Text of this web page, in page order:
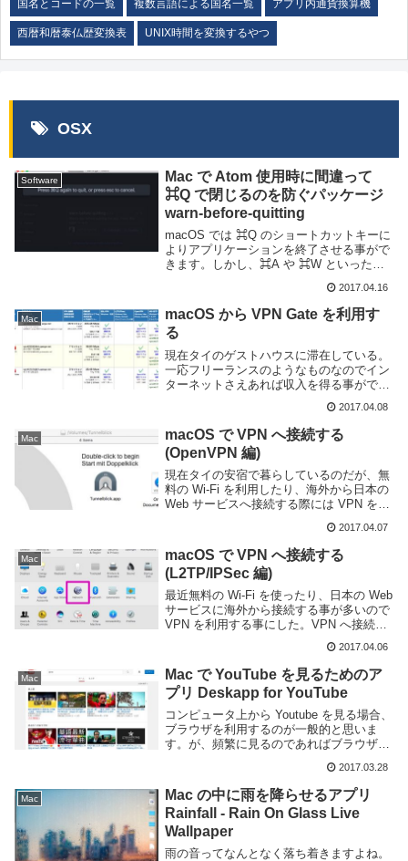
国名とコードの一覧 複数言語による国名一覧 アプリ内通貨換算機
西暦和暦泰仏歴変換表 UNIX時間を変換するやつ
OSX
Software
Mac で Atom 使用時に間違って
⌘Q で閉じるのを防ぐパッケージ
warn-before-quitting
macOS では ⌘Q のショートカットキーに
よりアプリケーションを終了させる事がで
きます。しかし、⌘A や ⌘W といった他
了してしまう事故が発生する事がありま
す。Atom も例外ではなく、⌘Q を押...
2017.04.16
Mac
macOS から VPN Gate を利用す
る
現在タイのゲストハウスに滞在している。
一応フリーランスのようなものなのでイン
ターネットさえあれば収入を得る事ができ
下のような問題点がある。宿やカフェなど
の無料 Wi-Fi は不特定多数が接続する為に
セキ...
2017.04.08
Mac
macOS で VPN へ接続する
(OpenVPN 編)
現在タイの安宿で暮らしているのだが、無
料の Wi-Fi を利用したり、海外から日本の
Web サービスへ接続する際には VPN を利
が利用している macOS で VPN を利用す
るには L2TP ov...
2017.04.07
Mac
macOS で VPN へ接続する
(L2TP/IPSec 編)
最近無料の Wi-Fi を使ったり、日本の Web
サービスに海外から接続する事が多いので
VPN を利用する事にした。VPN へ接続す
や OpenVPN といった方法が一般的なよう
であ...
2017.04.06
Mac
Mac で YouTube を見るためのア
プリ Deskapp for YouTube
コンピュータ上から Youtube を見る場合、
ブラウザを利用するのが一般的と思いま
す。が、頻繁に見るのであればブラウザよ
もあります。macOS であれば Deskapp
for Youtube という...
2017.03.28
Mac
Mac の中に雨を降らせるアプリ
Rainfall - Rain On Glass Live
Wallpaper
雨の音ってなんとなく落ち着きますよね。